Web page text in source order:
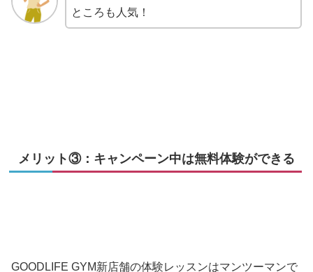
ところも人気！
メリット③：キャンペーン中は無料体験ができる
GOODLIFE GYM新店舗の体験レッスンはマンツーマンで